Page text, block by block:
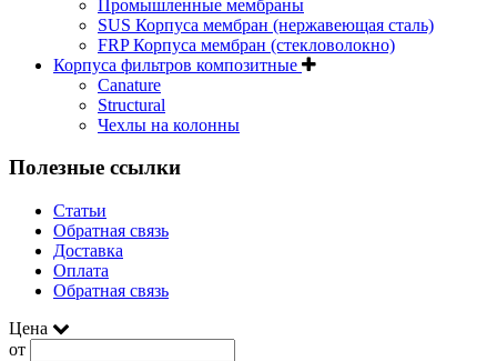
Промышленные мембраны
SUS Корпуса мембран (нержавеющая сталь)
FRP Корпуса мембран (стекловолокно)
Корпуса фильтров композитные
Canature
Structural
Чехлы на колонны
Полезные ссылки
Статьи
Обратная связь
Доставка
Оплата
Обратная связь
Цена
от